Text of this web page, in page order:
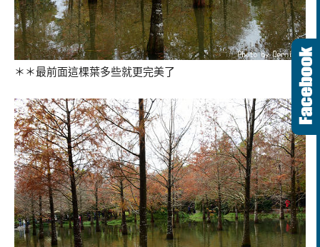
＊＊最前面這棵葉多些就更完美了